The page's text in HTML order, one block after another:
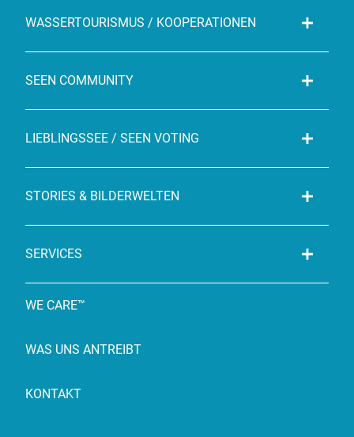
WASSERTOURISMUS / KOOPERATIONEN
SEEN COMMUNITY
LIEBLINGSSEE / SEEN VOTING
STORIES & BILDERWELTEN
SERVICES
WE CARE™
WAS UNS ANTREIBT
KONTAKT